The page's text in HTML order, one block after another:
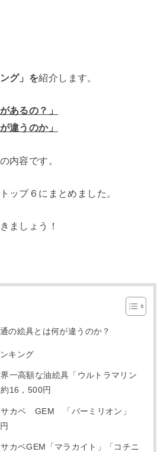
グ」を紹介します。
あるの？」
違うのか」
内容です。
ップ６にまとめました。
ましょう！
の絵具とは何が違うのか？
キング
一高額な油絵具「ウルトラマリン
16，500円
カベ GEM 「バーミリオン」
カベGEM「マラカイト」「コチニ